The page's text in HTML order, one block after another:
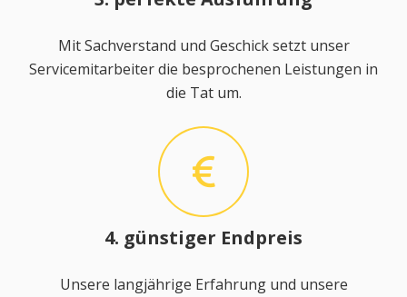
Mit Sachverstand und Geschick setzt unser
Servicemitarbeiter die besprochenen Leistungen in
die Tat um.
4. günstiger Endpreis
Unsere langjährige Erfahrung und unsere